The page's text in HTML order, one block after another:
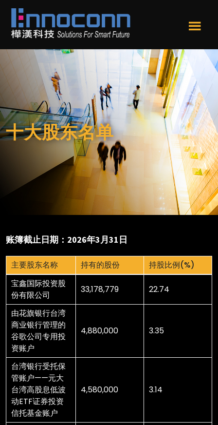
跳
转
到
主
要
内
容
跳
转
到
页
尾
樺
漢
科
技
Ennoconn
Technologies,Ennoconn
Corp.
樺
漢
科
技
u
十大股东名单
账簿截止日期：2026年3月31日
主要股东名称 持有的股份
持股比例(%)
主要股东名称
宝鑫国际投资股
份有限公司
33,178,779 22.74
由花旗银行台湾
商业银行管理的
谷歌公司专用投
资账户
4,880,000 3.35
台湾银行受托保
管账户——元大
台湾高股息低波
动ETF证券投资
信托基金账户
4,580,000 3.14